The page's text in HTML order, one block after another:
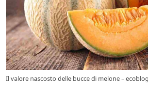
Il valore nascosto delle bucce di melone –